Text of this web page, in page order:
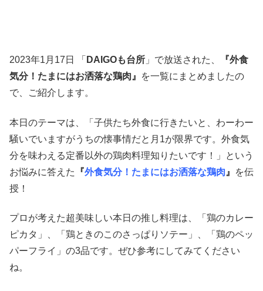
2023年1月17日 「 DAIGOも台所 」で放送された、
『外食
気分！たまにはお洒落な鶏肉』
を一覧にまとめましたの
で、ご紹介します。
本日のテーマは、「子供たち外食に行きたいと、わーわー
騒いでいますがうちの懐事情だと月1が限界です。外食気
分を味わえる定番以外の鶏肉料理知りたいです！」という
お悩みに答えた
『外食気分！たまにはお洒落な鶏肉 』
を伝
授！
プロが考えた超美味しい本日の推し料理は、「鶏のカレー
ピカタ」、「鶏ときのこのさっぱりソテー」、「鶏のペッ
パーフライ」の3品です。ぜひ参考にしてみてください
ね。